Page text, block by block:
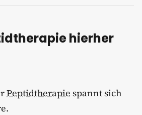
hierher
Peptidtherapie spannt sich